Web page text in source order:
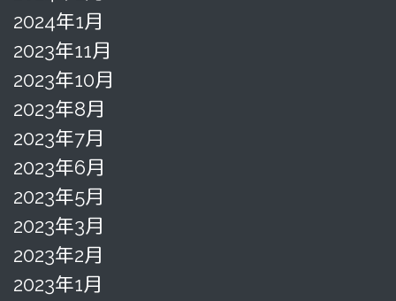
2024年1月
2023年11月
2023年10月
2023年8月
2023年7月
2023年6月
2023年5月
2023年3月
2023年2月
2023年1月